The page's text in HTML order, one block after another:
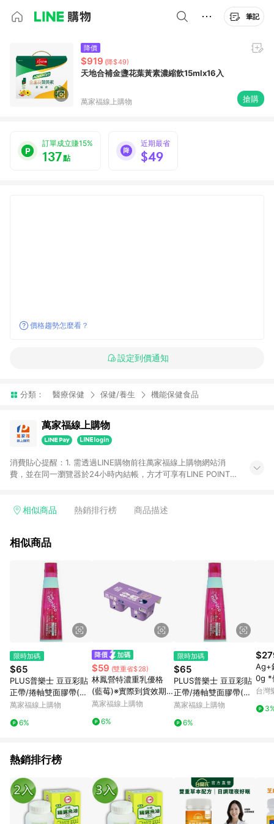
筆記
降價
$919 (降$49)
天地合補金盞花葉黃素濃縮飲15mlx16入
萬家福線上購物 搶購
訂單成立賺15%
137點
近期最省
$49
價格趨勢怎麼看？
設定到價通知
分類： 醫療保健 保健/養生 機能保健食品
萬家福線上購物
消費貼心提醒：1. 需透過LINE購物前往萬家福線上購物網站消
費，並在同一瀏覽器於24小時內結帳，方才可享有LINE POINTS
4. 不具回饋資格種類商品：電子禮券。 5. 回饋點數計算將排除訂
錄，相關問題請於保留時間內聯絡客服中心，並由康達盛通生活
提供簡單、快速、輕鬆的購物流程及體驗，將不定期推出精選、
話題性或期間限定商品來滿足您的喜好。
相似商品 熱銷排行榜 商品描述
相似商品
限時加碼
$65
PLUS普樂士 豆豆彩貼
正帶/捲軸雙面膠帶(多
款)4mm×8M(綠色)
萬家福線上購物
6%
$59 (雙重省$28)
林鳳營特濃重乳優格
(藍莓)※實際到貨效期
約4天以上
萬家福線上購物
6%
限時加碼
$65
PLUS普樂士 豆豆彩貼
正帶/捲軸雙面膠帶(多
款)8.4mm×8M(藍色)
萬家福線上購物
6%
Ag+
0g *
台灣
熱銷排行榜